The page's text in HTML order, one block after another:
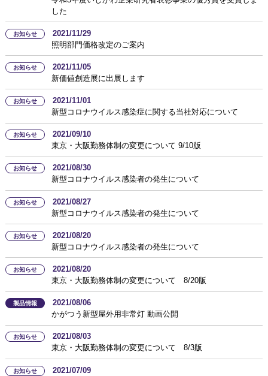
した
お知らせ
2021/11/29
照明部門価格改定のご案内
お知らせ
2021/11/05
新価値創造展に出展します
お知らせ
2021/11/01
新型コロナウイルス感染症に関する当社対応について
お知らせ
2021/09/10
東京・大阪勤務体制の変更について 9/10版
お知らせ
2021/08/30
新型コロナウイルス感染者の発生について
お知らせ
2021/08/27
新型コロナウイルス感染者の発生について
お知らせ
2021/08/20
新型コロナウイルス感染者の発生について
お知らせ
2021/08/20
東京・大阪勤務体制の変更について 8/20版
製品情報
2021/08/06
かがつう新型屋外用非常灯 動画公開
お知らせ
2021/08/03
東京・大阪勤務体制の変更について 8/3版
お知らせ
2021/07/09